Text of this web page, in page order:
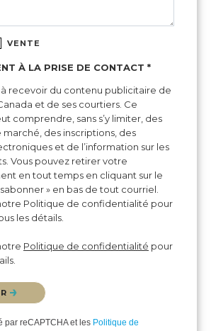
VENTE
À LA PRISE DE CONTACT *
à recevoir du contenu publicitaire de
et de ses courtiers. Ce
comprendre, sans s’y limiter, des
marché, des inscriptions, des
et de l’information sur les
Vous pouvez retirer votre
en tout temps en cliquant sur le
» en bas de tout courriel.
Politique de confidentialité pour
les détails.
Politique de confidentialité pour
que vous n'êtes pas un robot.
par reCAPTCHA et les Politique de